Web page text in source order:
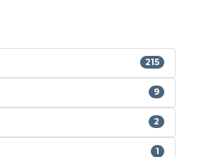
215
9
2
1